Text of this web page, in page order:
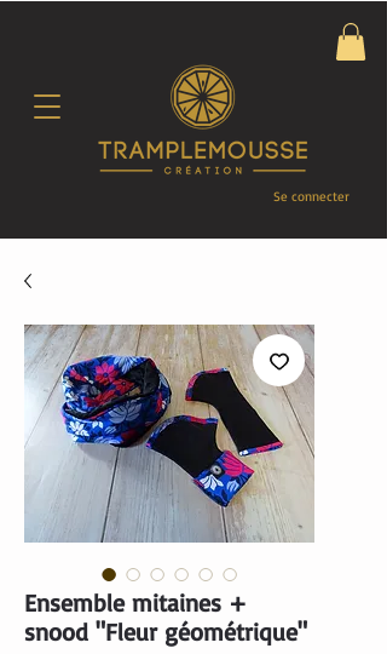
Se connecter
Ensemble mitaines +
snood "Fleur géométrique"